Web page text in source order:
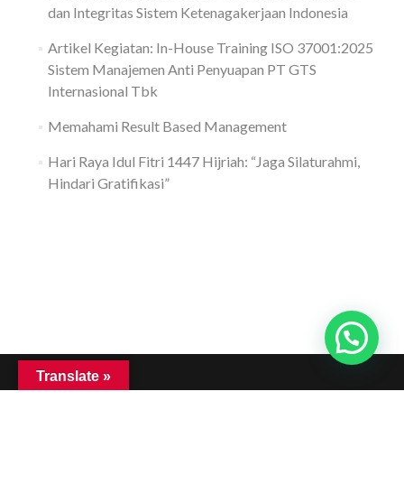
dan Integritas Sistem Ketenagakerjaan Indonesia
Artikel Kegiatan: In-House Training ISO 37001:2025
Sistem Manajemen Anti Penyuapan PT GTS
Internasional Tbk
Memahami Result Based Management
Hari Raya Idul Fitri 1447 Hijriah: “Jaga Silaturahmi,
Hindari Gratifikasi”
Translate »